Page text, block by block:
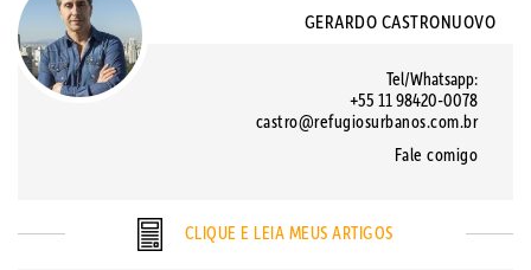
GERARDO CASTRONUOVO
Tel/Whatsapp:
+55 11 98420-0078
castro@refugiosurbanos.com.br
Fale comigo
CLIQUE E LEIA MEUS ARTIGOS